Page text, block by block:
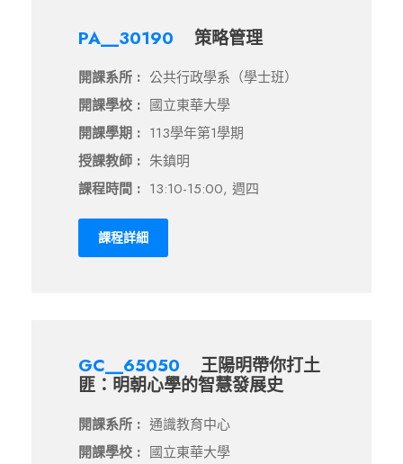
PA__30190 策略管理
開課系所 : 公共行政學系（學士班）
開課學校 : 國立東華大學
開課學期 : 113學年第1學期
授課教師 : 朱鎮明
課程時間 : 13:10-15:00, 週四
課程詳細
GC__65050
王陽明帶你打土
匪：明朝心學的智慧發展史
開課系所 : 通識教育中心
開課學校 : 國立東華大學